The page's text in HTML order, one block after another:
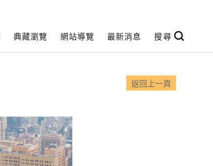
典藏瀏覽 網站導覽 最新消息 搜尋
返回上一頁